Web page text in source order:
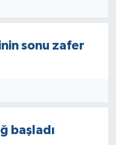
sonu zafer
başladı